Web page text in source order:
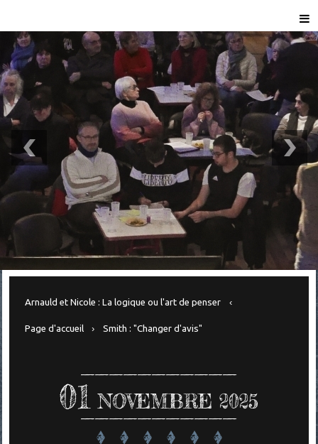
Arnauld et Nicole : La logique ou l'art de penser
Page d'accueil Smith : "Changer d'avis"
01 NOVEMBRE 2025